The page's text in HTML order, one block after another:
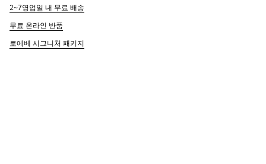
2~7영업일 내 무료 배송
무료 온라인 반품
로에베 시그니처 패키지